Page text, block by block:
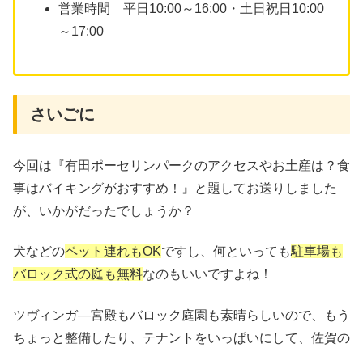
営業時間 平日10:00～16:00・土日祝日10:00
～17:00
さいごに
今回は『有田ポーセリンパークのアクセスやお土産は？食
事はバイキングがおすすめ！』と題してお送りしました
が、いかがだったでしょうか？
犬などのペット連れもOKですし、何といっても駐車場も
バロック式の庭も無料なのもいいですよね！
ツヴィンガ―宮殿もバロック庭園も素晴らしいので、もう
ちょっと整備したり、テナントをいっぱいにして、佐賀の